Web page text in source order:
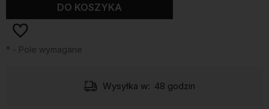
DO KOSZYKA
* - Pole wymagane
Wysyłka w: 48 godzin